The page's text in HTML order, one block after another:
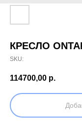
КРЕСЛО
SKU:
114700,00 р.